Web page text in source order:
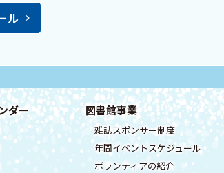
ル
ダー 図書館事業
雑誌スポンサー制度
年間イベントスケジュール
ボランティアの紹介